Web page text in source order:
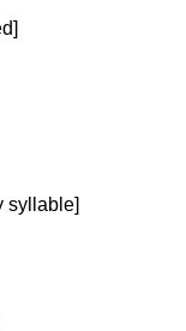
syllable]